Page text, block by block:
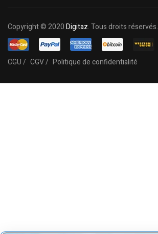
Copyright © 2020Digitaz. Tous droits réservés.
CGU / CGV / Politique de confidentialité